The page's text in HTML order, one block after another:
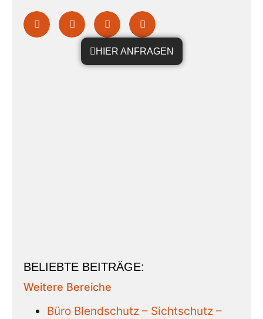
HIER ANFRAGEN
BELIEBTE BEITRÄGE:
Weitere Bereiche
Büro Blendschutz – Sichtschutz –